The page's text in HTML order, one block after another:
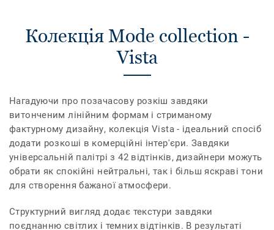
Колекція Mode collection -
Vista
Нагадуючи про позачасову розкіш завдяки
витонченим лінійним формам і стриманому
фактурному дизайну, колекція Vista - ідеальний спосіб
додати розкоші в комерційні інтер'єри. Завдяки
універсальній палітрі з 42 відтінків, дизайнери можуть
обрати як спокійні нейтральні, так і більш яскраві тони
для створення бажаної атмосфери.
Структурний вигляд додає текстури завдяки
поєднанню світлих і темних відтінків. В результаті